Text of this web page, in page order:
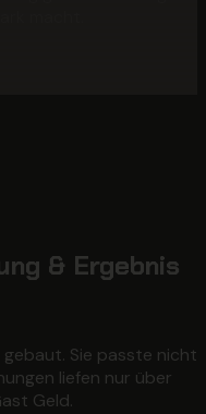
& Ergebnis
Sie passte nicht
liefen nur über
Geld.